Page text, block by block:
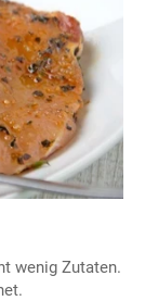
wenig Zutaten.